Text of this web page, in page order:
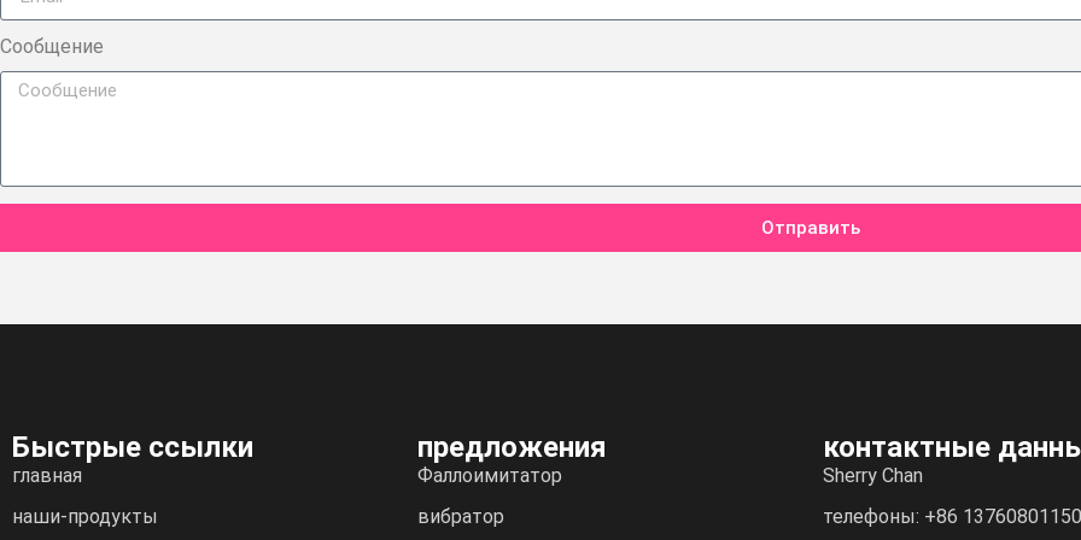
Сообщение
Отправить
Быстрые ссылки
главная
наши-продукты
предложения
Фаллоимитатор
вибратор
контактные
Sherry Chan
телефоны: +86 13760801150